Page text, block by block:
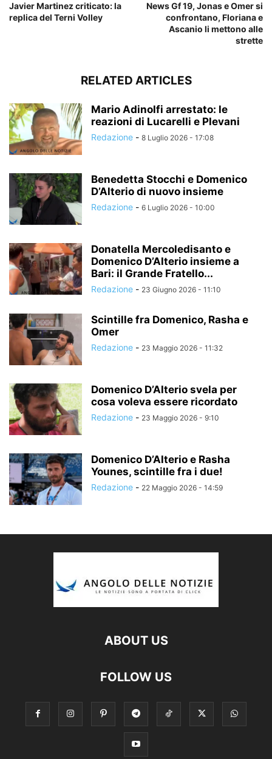
Javier Martinez criticato: la
replica del Terni Volley
News Gf 19, Jonas e Omer si
confrontano, Floriana e
Ascanio li mettono alle
strette
RELATED ARTICLES
Mario Adinolfi arrestato: le
reazioni di Lucarelli e Plevani
Redazione - 8 Luglio 2026 - 17:08
Benedetta Stocchi e Domenico
D’Alterio di nuovo insieme
Redazione - 6 Luglio 2026 - 10:00
Donatella Mercoledisanto e
Domenico D’Alterio insieme a
Bari: il Grande Fratello...
Redazione - 23 Giugno 2026 - 11:10
Scintille fra Domenico, Rasha e
Omer
Redazione - 23 Maggio 2026 - 11:32
Domenico D’Alterio svela per
cosa voleva essere ricordato
Redazione - 23 Maggio 2026 - 9:10
Domenico D’Alterio e Rasha
Younes, scintille fra i due!
Redazione - 22 Maggio 2026 - 14:59
ABOUT US
FOLLOW US